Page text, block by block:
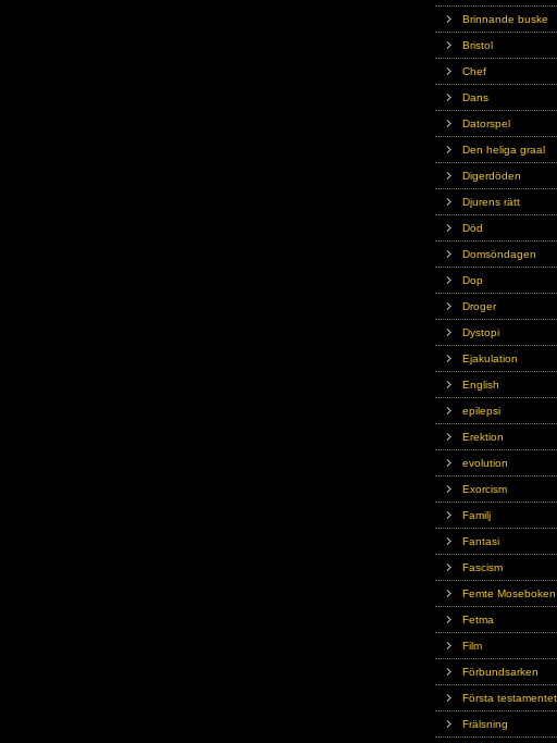
Brinnande buske
Bristol
Chef
Dans
Datorspel
Den heliga graal
Digerdöden
Djurens rätt
Död
Domsöndagen
Dop
Droger
Dystopi
Ejakulation
English
epilepsi
Erektion
evolution
Exorcism
Familj
Fantasi
Fascism
Femte Moseboken
Fetma
Film
Förbundsarken
Första testamentet
Frälsning